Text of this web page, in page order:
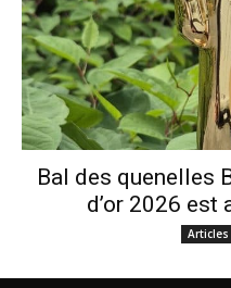
Bal des quenelles
d’or 2026 est
Articles